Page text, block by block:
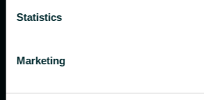
Statistics
Marketing